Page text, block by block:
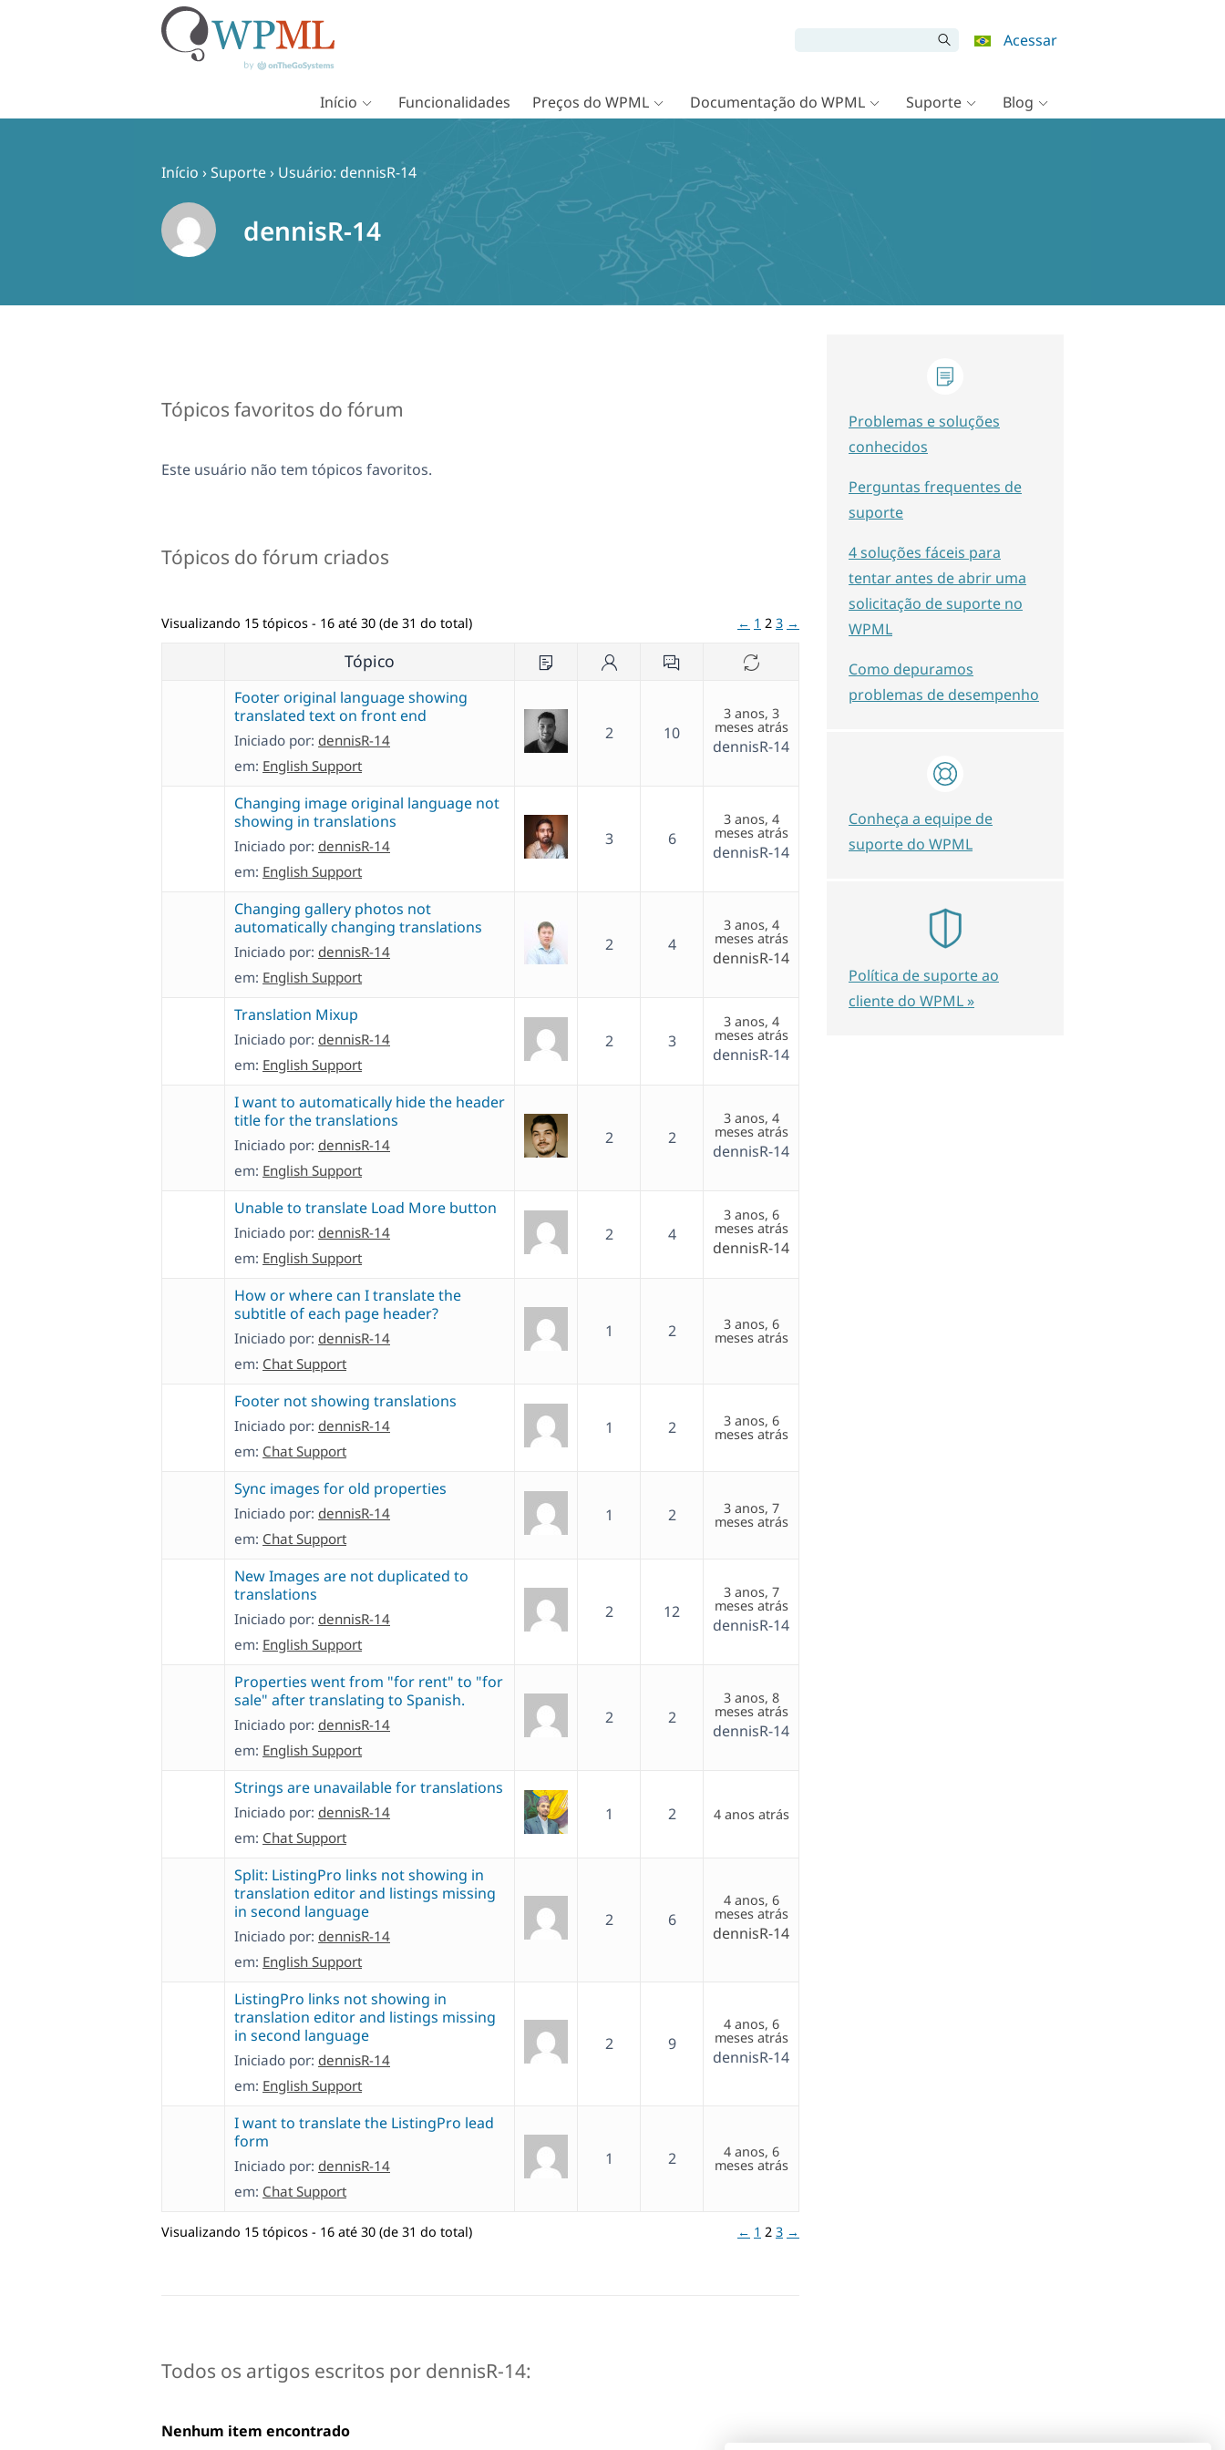
Acessar
Início Funcionalidades Preços do WPML Documentação do WPML Suporte Blog
Início ›Suporte› Usuário: dennisR-14
dennisR-14
Tópicos favoritos do fórum
Este usuário não tem tópicos favoritos.
Tópicos do fórum criados
Visualizando 15 tópicos - 16 até 30 (de 31 do total) ← 1 2 3 →
Tópico
Footer original language showing
translated text on front end
Iniciado por: dennisR-14
em: English Support
2 10
3 anos, 3
meses atrás
dennisR-14
Changing image original language not
showing in translations
Iniciado por: dennisR-14
em: English Support
3 6
3 anos, 4
meses atrás
dennisR-14
Changing gallery photos not
automatically changing translations
Iniciado por: dennisR-14
em: English Support
2 4
3 anos, 4
meses atrás
dennisR-14
Translation Mixup
Iniciado por: dennisR-14
em: English Support
2 3
3 anos, 4
meses atrás
dennisR-14
I want to automatically hide the header
title for the translations
Iniciado por: dennisR-14
em: English Support
2 2
3 anos, 4
meses atrás
dennisR-14
Unable to translate Load More button
Iniciado por: dennisR-14
em: English Support
2 4
3 anos, 6
meses atrás
dennisR-14
How or where can I translate the
subtitle of each page header?
Iniciado por: dennisR-14
em: Chat Support
1 2 3 anos, 6
meses atrás
Footer not showing translations
Iniciado por: dennisR-14
em: Chat Support
1 2 3 anos, 6
meses atrás
Sync images for old properties
Iniciado por: dennisR-14
em: Chat Support
1 2 3 anos, 7
meses atrás
New Images are not duplicated to
translations
Iniciado por: dennisR-14
em: English Support
2 12
3 anos, 7
meses atrás
dennisR-14
Properties went from "for rent" to "for
sale" after translating to Spanish.
Iniciado por: dennisR-14
em: English Support
2 2
3 anos, 8
meses atrás
dennisR-14
Strings are unavailable for translations
Iniciado por: dennisR-14
em: Chat Support
1 2 4 anos atrás
Split: ListingPro links not showing in
translation editor and listings missing
in second language
Iniciado por: dennisR-14
em: English Support
2 6
4 anos, 6
meses atrás
dennisR-14
ListingPro links not showing in
translation editor and listings missing
in second language
Iniciado por: dennisR-14
em: English Support
2 9
4 anos, 6
meses atrás
dennisR-14
I want to translate the ListingPro lead
form
Iniciado por: dennisR-14
em: Chat Support
1 2 4 anos, 6
meses atrás
Visualizando 15 tópicos - 16 até 30 (de 31 do total) ← 1 2 3 →
Todos os artigos escritos por dennisR-14:
Nenhum item encontrado
Problemas e soluções
conhecidos
Perguntas frequentes de
suporte
4 soluções fáceis para
tentar antes de abrir uma
solicitação de suporte no
WPML
Como depuramos
problemas de desempenho
Conheça a equipe de
suporte do WPML
Política de suporte ao
cliente do WPML »